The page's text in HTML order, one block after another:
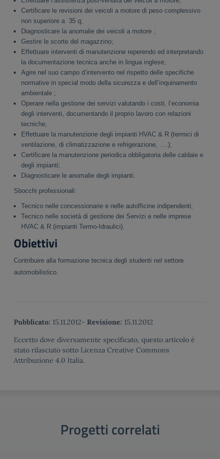
Certificare le revisioni dei veicoli a motore di peso complessivo
non superiore a 35 q;
Diagnosticare la anomalie dei veicoli a motore ;
Gestire le scorte del magazzino;
Effettuare interventi di manutenzione reperendo ed interpretando
la documentazione tecnica anche in lingua inglese;
Agire nel suo campo d’intervento nel rispetto delle specifiche
normative in special modo della sicurezza e dell’inquinamento
ambientale ;
Operare nella gestione dei servizi valutando i costi, l’economia
degli interventi, documentando il proprio lavoro con relazioni
tecniche;
Effettuare la manutenzione degli impianti HVAC & R (termici di
ventilazione, di climatizzazione e refrigerazione, ….);
Certificare la manutenzione periodica obbligatoria delle caldaie e
degli impianti;
Diagnosticare le anomalie degli impianti.
Sbocchi professionali:
Tecnico nelle concessionarie e nelle autofficine indipendenti;
Tecnico nelle società di gestione dei Servizi e nelle imprese
HVAC & R (impianti Termo-Idraulici).
Obiettivi
Contribuire alla formazione tecnica degli studenti nel settore
automobilistico.
Pubblicato: 15.11.2012- Revisione: 15.11.2012
Eccetto dove diversamente specificato, questo articolo è
stato rilasciato sotto Licenza Creative Commons
Attribuzione 4.0 Italia.
Progetti correlati